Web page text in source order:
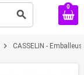
search
0
chevron_right CASSELIN -